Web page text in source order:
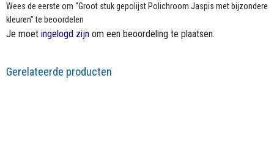
Wees de eerste om “Groot stuk gepolijst Polichroom Jaspis met bijzondere
kleuren” te beoordelen
Je moet ingelogd zijn om een beoordeling te plaatsen.
Gerelateerde producten